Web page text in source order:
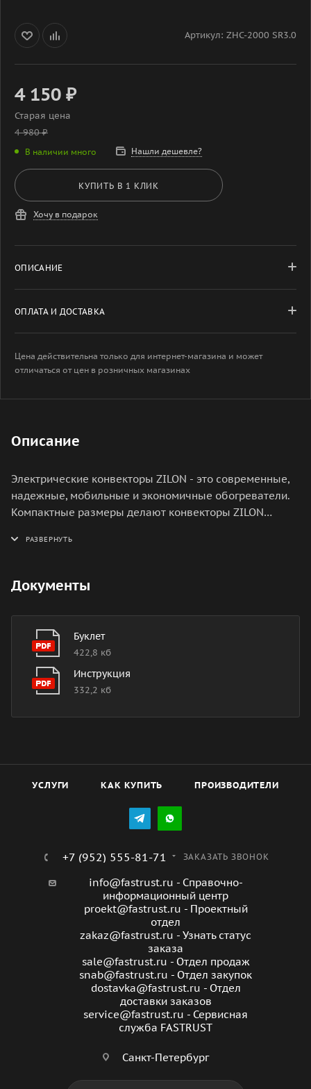
Артикул: ZHC-2000 SR3.0
4 150 ₽
Старая цена
4 980₽
В наличии много Нашли дешевле?
КУПИТЬ В 1 КЛИК
Хочу в подарок
ОПИСАНИЕ
ОПЛАТА И ДОСТАВКА
Цена действительна только для интернет-магазина и может
отличаться от цен в розничных магазинах
Описание
Электрические конвекторы ZILON - это современные,
надежные, мобильные и экономичные обогреватели.
Компактные размеры делают конвекторы ZILON
помещений, офисов, квартир. Работа конвекторов
холодный воздух поступает внутрь обогревателя
через отверстие в нижней части и, проходя через
нагревательный элемент, уже нагретый воздух
выходит через жалюзи, расположенные на передней
панели обогревателя.
Документы
Буклет
422,8 кб
Инструкция
332,2 кб
УСЛУГИ КАК КУПИТЬ ПРОИЗВОДИТЕЛИ
+7 (952) 555-81-71 ЗАКАЗАТЬ ЗВОНОК
info@fastrust.ru - Справочно-
информационный центр
proekt@fastrust.ru - Проектный
отдел
zakaz@fastrust.ru - Узнать статус
заказа
sale@fastrust.ru - Отдел продаж
snab@fastrust.ru - Отдел закупок
dostavka@fastrust.ru - Отдел
доставки заказов
service@fastrust.ru - Сервисная
служба FASTRUST
Санкт-Петербург